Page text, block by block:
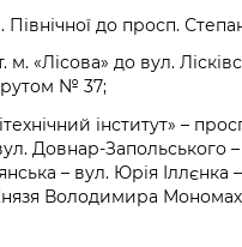
Північної до просп.
м. «Лісова» до вул.
№ 37;
інститут» –
Довнар-Запольського –
– вул. Юрія Іллєнка
Володимира